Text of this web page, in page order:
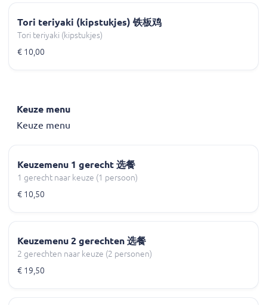
Tori teriyaki (kipstukjes) 铁板鸡
Tori teriyaki (kipstukjes)
€ 10,00
Keuze menu
Keuze menu
Keuzemenu 1 gerecht 选餐
1 gerecht naar keuze (1 persoon)
€ 10,50
Keuzemenu 2 gerechten 选餐
2 gerechten naar keuze (2 personen)
€ 19,50